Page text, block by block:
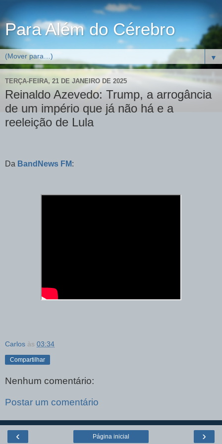
Para Além do Cérebro
▼
TERÇA-FEIRA, 21 DE JANEIRO DE 2025
Reinaldo Azevedo: Trump, a arrogância
de um império que já não há e a
reeleição de Lula
Da BandNews FM:
Carlos às 03:34
Compartilhar
Nenhum comentário:
Postar um comentário
‹ ›
Página inicial